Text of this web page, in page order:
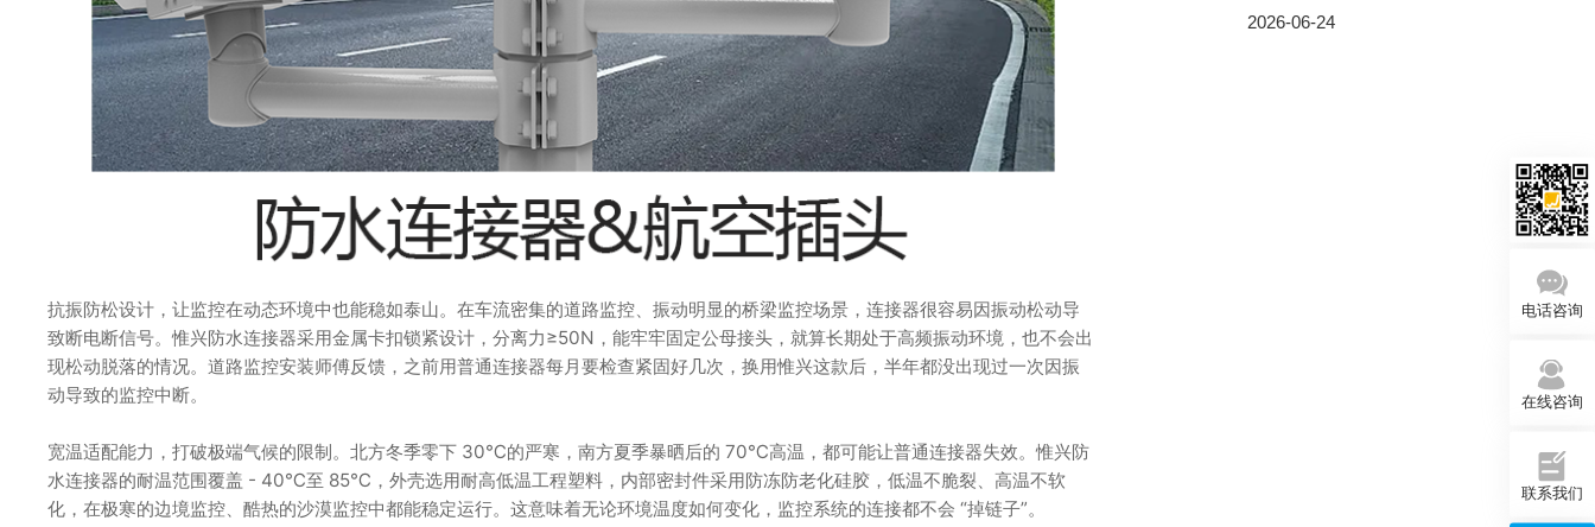
抗振防松设计，让监控在动态环境中也能稳如泰山。在车流密集的道路监控、振动明显的桥梁监控场景，连接器很容易因振动松动导
致断电断信号。惟兴防水连接器采用金属卡扣锁紧设计，分离力≥50N，能牢牢固定公母接头，就算长期处于高频振动环境，也不会出
现松动脱落的情况。道路监控安装师傅反馈，之前用普通连接器每月要检查紧固好几次，换用惟兴这款后，半年都没出现过一次因振
动导致的监控中断。
宽温适配能力，打破极端气候的限制。北方冬季零下 30℃的严寒，南方夏季暴晒后的 70℃高温，都可能让普通连接器失效。惟兴防
水连接器的耐温范围覆盖 - 40℃至 85℃，外壳选用耐高低温工程塑料，内部密封件采用防冻防老化硅胶，低温不脆裂、高温不软
化，在极寒的边境监控、酷热的沙漠监控中都能稳定运行。这意味着无论环境温度如何变化，监控系统的连接都不会 “掉链子”。
2026-06-24
电话咨询
在线咨询
联系我们